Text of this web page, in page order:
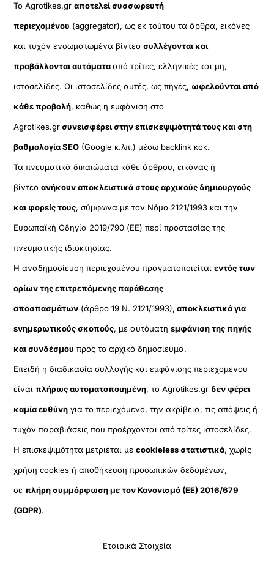
Το Agrotikes.grαποτελεί συσσωρευτή
περιεχομένου (aggregator), ως εκ τούτου τα άρθρα, εικόνες
και τυχόν ενσωματωμένα βίντεοσυλλέγονται και
προβάλλονται αυτόματααπό τρίτες, ελληνικές και μη,
ιστοσελίδες. Οι ιστοσελίδες αυτές, ως πηγές, ωφελούνται από
κάθε προβολή, καθώς η εμφάνιση στο
Agrotikes.grσυνεισφέρει στην επισκεψιμότητά τους και στη
βαθμολογία SEO (Google κ.λπ.) μέσω backlink κοκ.
Τα πνευματικά δικαιώματα κάθε άρθρου, εικόνας ή
βίντεοανήκουν αποκλειστικά στους αρχικούς δημιουργούς
και φορείς τους, σύμφωνα με τον Νόμο 2121/1993 και την
Ευρωπαϊκή Οδηγία 2019/790 (ΕΕ) περί προστασίας της
πνευματικής ιδιοκτησίας.
Η αναδημοσίευση περιεχομένου πραγματοποιείταιεντός των
ορίων της επιτρεπόμενης παράθεσης
αποσπασμάτων (άρθρο 19 Ν. 2121/1993), αποκλειστικά για
ενημερωτικούς σκοπούς, με αυτόματηεμφάνιση της πηγής
και συνδέσμου προς το αρχικό δημοσίευμα.
Επειδή η διαδικασία συλλογής και εμφάνισης περιεχομένου
είναιπλήρως αυτοματοποιημένη, το Agrotikes.gr δεν φέρει
καμία ευθύνη για το περιεχόμενο, την ακρίβεια, τις απόψεις ή
τυχόν παραβιάσεις που προέρχονται από τρίτες ιστοσελίδες.
Η επισκεψιμότητα μετριέται μεcookieless στατιστικά, χωρίς
χρήση cookies ή αποθήκευση προσωπικών δεδομένων,
σεπλήρη συμμόρφωση με τον Κανονισμό (ΕΕ) 2016/679
(GDPR).
Εταιρικά Στοιχεία